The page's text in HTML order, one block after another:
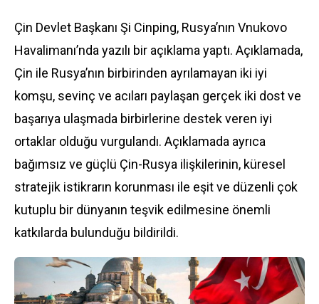
Çin Devlet Başkanı Şi Cinping, Rusya’nın Vnukovo
Havalimanı’nda yazılı bir açıklama yaptı. Açıklamada,
Çin ile Rusya’nın birbirinden ayrılamayan iki iyi
komşu, sevinç ve acıları paylaşan gerçek iki dost ve
başarıya ulaşmada birbirlerine destek veren iyi
ortaklar olduğu vurgulandı. Açıklamada ayrıca
bağımsız ve güçlü Çin-Rusya ilişkilerinin, küresel
stratejik istikrarın korunması ile eşit ve düzenli çok
kutuplu bir dünyanın teşvik edilmesine önemli
katkılarda bulunduğu bildirildi.